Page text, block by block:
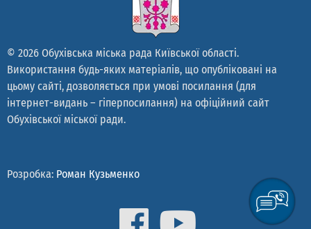
© 2026 Обухівська міська рада Київської області.
Використання будь-яких матеріалів, що опубліковані на
цьому сайті, дозволяється при умові посилання (для
інтернет-видань – гіперпосилання) на офіційний сайт
Обухівської міської ради.
Розробка: Роман Кузьменко